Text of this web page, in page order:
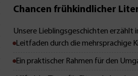
Mit Leseprobe!
Chancen frühkindlicher
Unsere Lieblingsgeschichten erzählt
Leitfaden durch die mehrsprachige
Ein praktischer Rahmen für den